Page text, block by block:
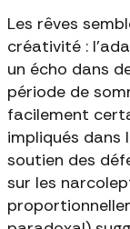
Les rêves
créativité :
un écho dans
période de
facilement
impliqués dans
soutien des
sur les